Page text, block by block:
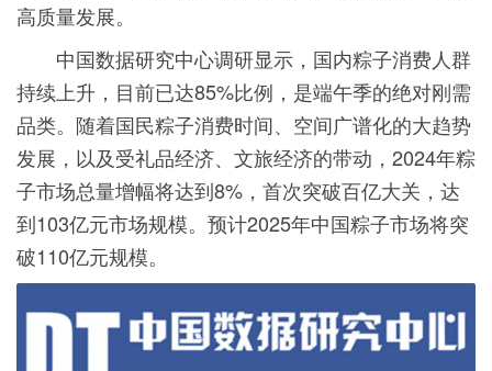
高质量发展。
中国数据研究中心调研显示，国内粽子消费人群
持续上升，目前已达85%比例，是端午季的绝对刚需
品类。随着国民粽子消费时间、空间广谱化的大趋势
发展，以及受礼品经济、文旅经济的带动，2024年粽
子市场总量增幅将达到8%，首次突破百亿大关，达
到103亿元市场规模。预计2025年中国粽子市场将突
破110亿元规模。